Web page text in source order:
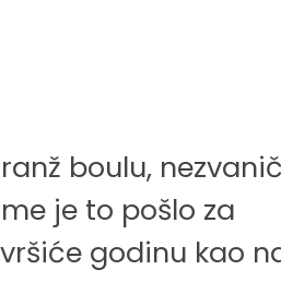
boulu,
je to pošlo za
godinu kao